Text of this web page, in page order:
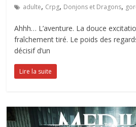
adulte, Crpg, Donjons et Dragons,
Ahhh… L’aventure. La douce
fraîchement tiré. Le poids des
décisif d’un
Lire la suite